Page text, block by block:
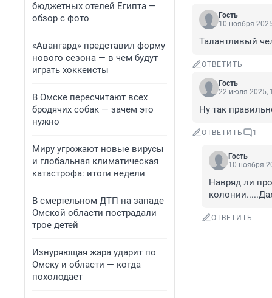
бюджетных отелей Египта —
обзор с фото
«Авангард» представил форму
нового сезона — в чем будут
играть хоккеисты
В Омске пересчитают всех
бродячих собак — зачем это
нужно
Миру угрожают новые вирусы
и глобальная климатическая
катастрофа: итоги недели
В смертельном ДТП на западе
Омской области пострадали
трое детей
Изнуряющая жара ударит по
Омску и области — когда
похолодает
Гость
10 ноября
Талантливый
ОТВЕТИТЬ
Гость
22 июля 2025,
Ну так
ОТВЕТИТЬ 1
Гость
10 ноября
Навряд ли
ОТВЕТИТЬ